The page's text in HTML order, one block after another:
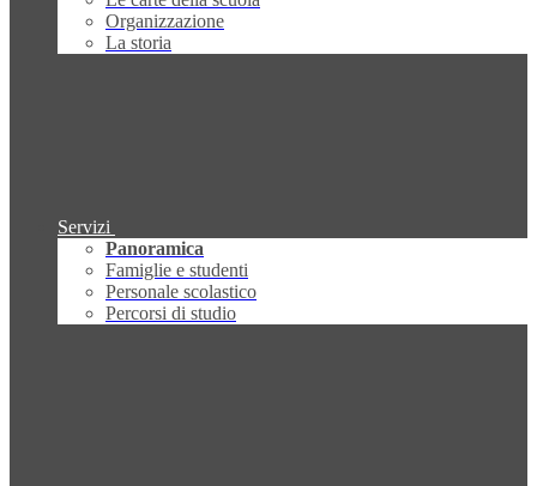
Organizzazione
La storia
Servizi
Panoramica
Famiglie e studenti
Personale scolastico
Percorsi di studio